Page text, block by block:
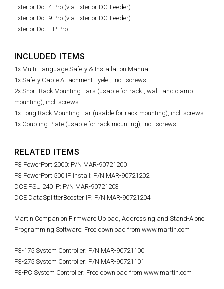
Exterior Dot-4 Pro (via Exterior DC-Feeder)
Exterior Dot-9 Pro (via Exterior DC-Feeder)
Exterior Dot-HP Pro
INCLUDED ITEMS
1x Multi-Language Safety & Installation Manual
1x Safety Cable Attachment Eyelet, incl. screws
2x Short Rack Mounting Ears (usable for rack-, wall- and clamp-
mounting), incl. screws
1x Long Rack Mounting Ear (usable for rack-mounting), incl. screws
1x Coupling Plate (usable for rack-mounting), incl. screws
RELATED ITEMS
P3 PowerPort 2000: P/N MAR-90721200
P3 PowerPort 500 IP Install: P/N MAR-90721202
DCE PSU 240 IP: P/N MAR-90721203
DCE DataSplitterBooster IP: P/N MAR-90721204
Martin Companion Firmware Upload, Addressing and Stand-Alone
Programming Software: Free download from www.martin.com
P3-175 System Controller: P/N MAR-90721100
P3-275 System Controller: P/N MAR-90721101
P3-PC System Controller: Free download from www.martin.com